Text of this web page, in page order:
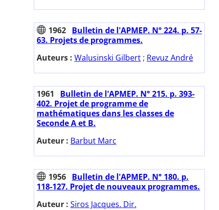
1962 Bulletin de l'APMEP. N° 224. p. 57-
63. Projets de programmes.
Auteurs : Walusinski Gilbert ; Revuz André
1961
Bulletin de l'APMEP. N° 215. p. 393-
402. Projet de programme de
mathématiques dans les classes de
Seconde A et B.
Auteur : Barbut Marc
1956 Bulletin de l'APMEP. N° 180. p.
118-127. Projet de nouveaux programmes.
Auteur : Siros Jacques. Dir.